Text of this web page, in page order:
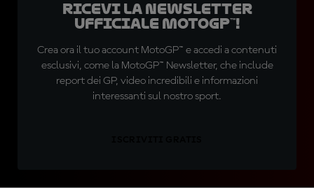
Ricevi la newsletter
ufficiale MotoGP™!
Crea ora il tuo account MotoGP™ e accedi a contenuti
esclusivi, come la MotoGP™ Newsletter, che include
report dei GP, video incredibili e informazioni
interessanti sul nostro sport.